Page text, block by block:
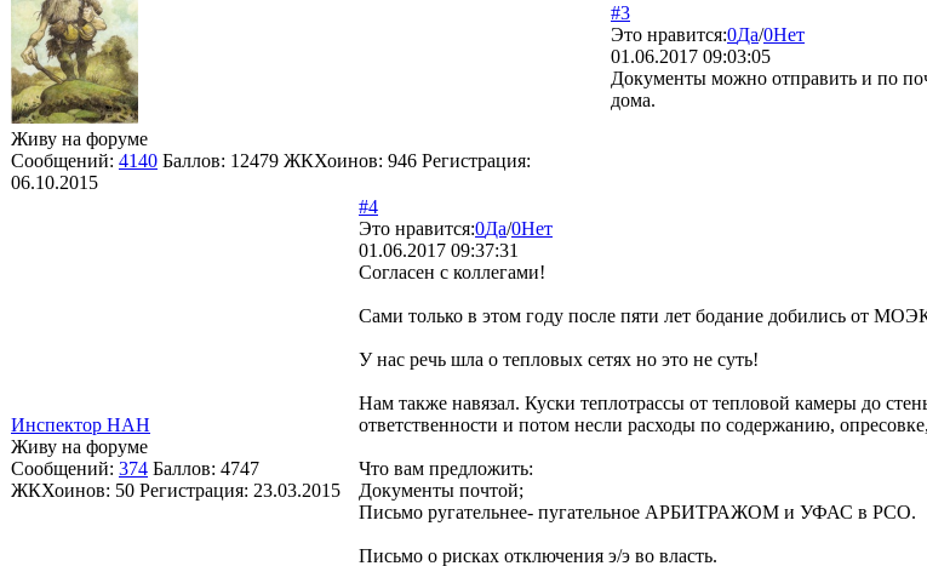
Живу на форуме
Сообщений: 4140 Баллов: 12479 ЖКХоинов: 946 Регистрация:
06.10.2015
#3
Это нравится:0Да/0Нет
01.06.2017 09:03:05
Документы можно отправить и по
дома.
Инспектор НАН
Живу на форуме
Сообщений: 374 Баллов: 4747
ЖКХоинов: 50 Регистрация: 23.03.2015
#4
Это нравится:0Да/0Нет
01.06.2017 09:37:31
Согласен с коллегами!
Сами только в этом году после пяти лет бодание добились от
У нас речь шла о тепловых сетях но это не суть!
Нам также навязал. Куски теплотрассы от тепловой камеры до
ответственности и потом несли расходы по содержанию,
Что вам предложить:
Документы почтой;
Письмо ругательнее- пугательное АРБИТРАЖОМ и УФАС в РСО.
Письмо о рисках отключения э/э во власть.